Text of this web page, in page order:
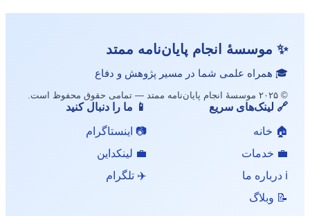
✨ موسسهٔ انجام پایان‌نامه ممتد
🎓 همراه علمی شما در مسیر پژوهش و دفاع
© ۲۰۲۵ موسسهٔ انجام پایان‌نامه ممتد — تمامی حقوق محفوظ است.
🔗 لینک‌های سریع
🏠 خانه
💼 خدمات
ℹ️ درباره ما
📝 وبلاگ
📱 ما را دنبال کنید
📷 اینستاگرام
💼 لینکداین
✈️ تلگرام